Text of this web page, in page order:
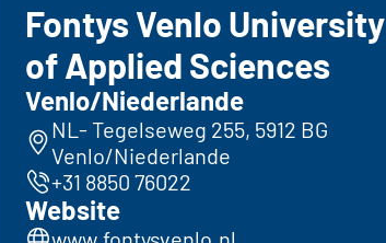
Fontys Venlo University
of Applied Sciences
Venlo/Niederlande
NL- Tegelseweg 255, 5912 BG
Venlo/Niederlande
+31 8850 76022
Website